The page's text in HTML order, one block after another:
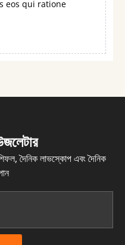
eos qui ratione
দৈনিক লাভস্কোপ এবং দৈনিক